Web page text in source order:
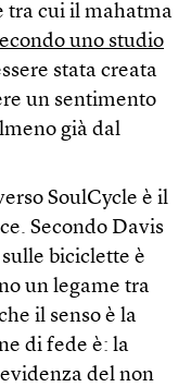
tra cui il mahatma
uno studio
stata creata
un sentimento
già dal
SoulCycle è il
Secondo Davis
biciclette è
un legame tra
il senso è la
di fede è: la
del non